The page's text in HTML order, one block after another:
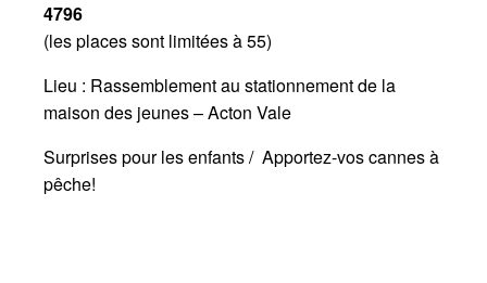
4796
(les places sont limitées à 55)
Lieu : Rassemblement au stationnement de la
maison des jeunes – Acton Vale
Surprises pour les enfants / Apportez-vos cannes à
pêche!